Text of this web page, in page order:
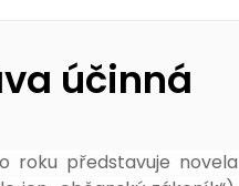
účinná
roku představuje novela